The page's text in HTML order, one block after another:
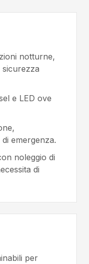
notturne,
sicurezza
e LED ove
emergenza.
noleggio di
di
per